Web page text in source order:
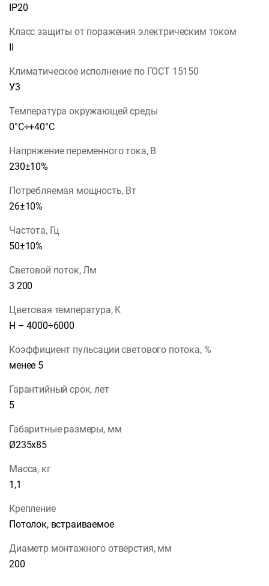
IP20
Класс защиты от поражения электрическим током
Климатическое исполнение по ГОСТ 15150
У3
Температура окружающей среды
0°C÷+40°C
Напряжение переменного тока, В
230±10%
Потребляемая мощность, Вт
26±10%
Частота, Гц
50±10%
Световой поток, Лм
3 200
Цветовая температура, K
Н – 4000÷6000
Коэффициент пульсации светового потока, %
менее 5
Гарантийный срок, лет
5
Габаритные размеры, мм
Ø235х85
Масса, кг
1,1
Крепление
Потолок, встраиваемое
Диаметр монтажного отверстия, мм
200